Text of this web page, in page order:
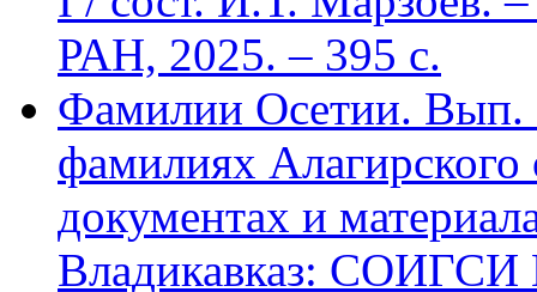
РАН, 2025. – 395 с.
Фамилии Осетии. Вып.
фамилиях
документах и
Владикавказ: